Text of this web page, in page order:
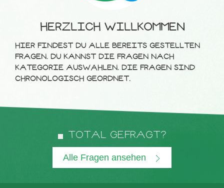
HERZLICH WILLKOMMEN
HIER FINDEST DU ALLE BEREITS GESTELLTEN
FRAGEN. DU KANNST DIE FRAGEN NACH
KATEGORIE AUSWÄHLEN. DIE FRAGEN SIND
CHRONOLOGISCH GEORDNET.
TOTAL GEFRAGT?
Alle Fragen ansehen